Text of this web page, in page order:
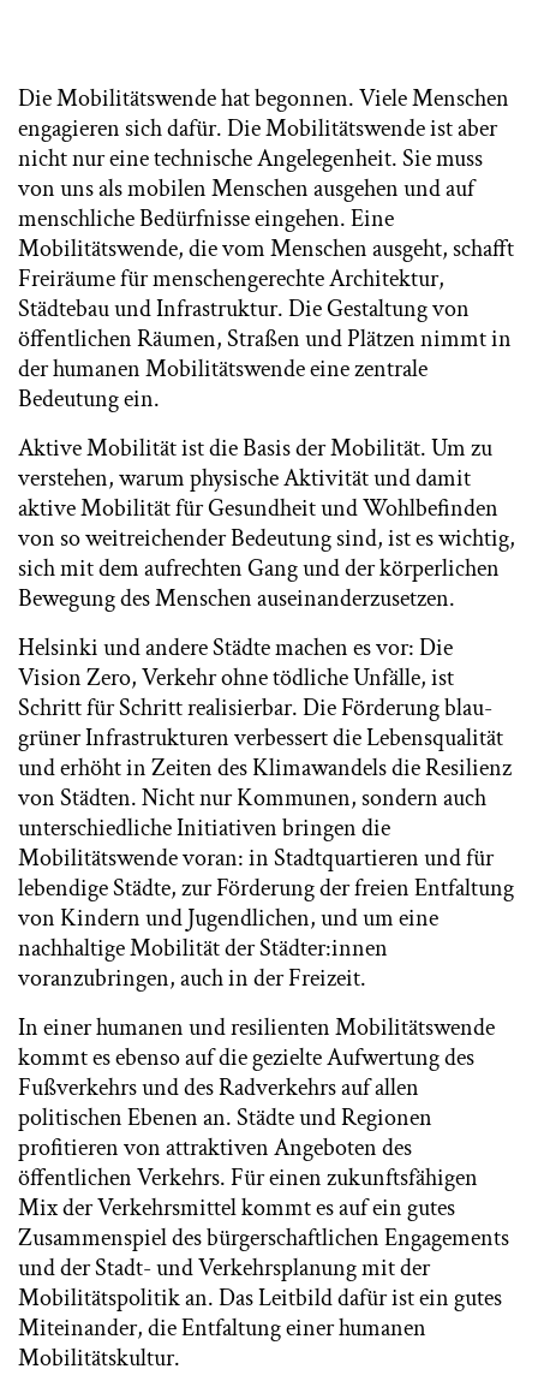
Die Mobilitätswende hat begonnen. Viele Menschen
engagieren sich dafür. Die Mobilitätswende ist aber
nicht nur eine technische Angelegenheit. Sie muss
von uns als mobilen Menschen ausgehen und auf
menschliche Bedürfnisse eingehen. Eine
Mobilitätswende, die vom Menschen ausgeht, schafft
Freiräume für menschengerechte Architektur,
Städtebau und Infrastruktur. Die Gestaltung von
öffentlichen Räumen, Straßen und Plätzen nimmt in
der humanen Mobilitätswende eine zentrale
Bedeutung ein.
Aktive Mobilität ist die Basis der Mobilität. Um zu
verstehen, warum physische Aktivität und damit
aktive Mobilität für Gesundheit und Wohlbefinden
von so weitreichender Bedeutung sind, ist es wichtig,
sich mit dem aufrechten Gang und der körperlichen
Bewegung des Menschen auseinanderzusetzen.
Helsinki und andere Städte machen es vor: Die
Vision Zero, Verkehr ohne tödliche Unfälle, ist
Schritt für Schritt realisierbar. Die Förderung blau-
grüner Infrastrukturen verbessert die Lebensqualität
und erhöht in Zeiten des Klimawandels die Resilienz
von Städten. Nicht nur Kommunen, sondern auch
unterschiedliche Initiativen bringen die
Mobilitätswende voran: in Stadtquartieren und für
lebendige Städte, zur Förderung der freien Entfaltung
von Kindern und Jugendlichen, und um eine
nachhaltige Mobilität der Städter:innen
voranzubringen, auch in der Freizeit.
In einer humanen und resilienten Mobilitätswende
kommt es ebenso auf die gezielte Aufwertung des
Fußverkehrs und des Radverkehrs auf allen
politischen Ebenen an. Städte und Regionen
profitieren von attraktiven Angeboten des
öffentlichen Verkehrs. Für einen zukunftsfähigen
Mix der Verkehrsmittel kommt es auf ein gutes
Zusammenspiel des bürgerschaftlichen Engagements
und der Stadt- und Verkehrsplanung mit der
Mobilitätspolitik an. Das Leitbild dafür ist ein gutes
Miteinander, die Entfaltung einer humanen
Mobilitätskultur.